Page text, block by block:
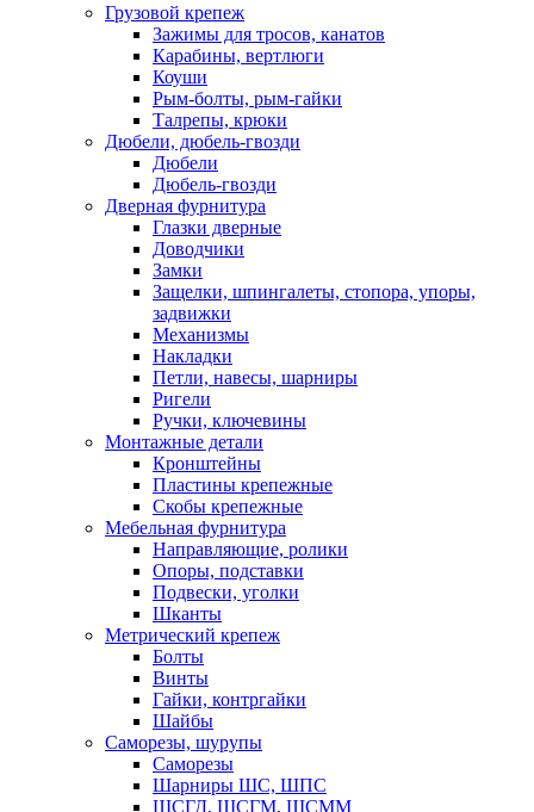
Грузовой крепеж
Зажимы для тросов, канатов
Карабины, вертлюги
Коуши
Рым-болты, рым-гайки
Талрепы, крюки
Дюбели, дюбель-гвозди
Дюбели
Дюбель-гвозди
Дверная фурнитура
Глазки дверные
Доводчики
Замки
Защелки, шпингалеты, стопора, упоры,
задвижки
Механизмы
Накладки
Петли, навесы, шарниры
Ригели
Ручки, ключевины
Монтажные детали
Кронштейны
Пластины крепежные
Скобы крепежные
Мебельная фурнитура
Направляющие, ролики
Опоры, подставки
Подвески, уголки
Шканты
Метрический крепеж
Болты
Винты
Гайки, контргайки
Шайбы
Саморезы, шурупы
Саморезы
Шарниры ШС, ШПС
ШСГД, ШСГМ, ШСММ